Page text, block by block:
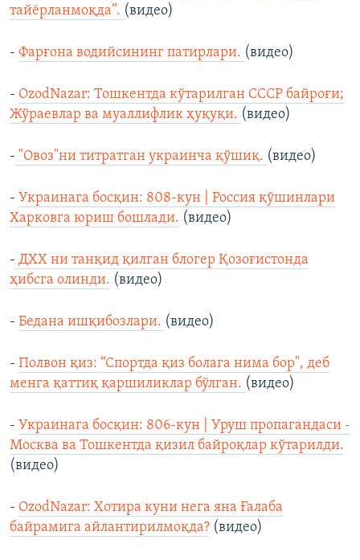
тайёрланмоқда”. (видео)
- Фарғона водийсининг патирлари. (видео)
- OzodNazar: Тошкентда кўтарилган СССР байроғи;
Жўраевлар ва муаллифлик ҳуқуқи. (видео)
- "Овоз"ни титратган украинча қўшиқ. (видео)
- Украинага босқин: 808-кун | Россия қўшинлари
Харковга юриш бошлади. (видео)
- ДХХ ни танқид қилган блогер Қозоғистонда
ҳибсга олинди. (видео)
- Бедана ишқибозлари. (видео)
- Полвон қиз: “Спортда қиз болага нима бор", деб
менга қаттиқ қаршиликлар бўлган. (видео)
- Украинага босқин: 806-кун | Уруш пропагандаси -
Москва ва Тошкентда қизил байроқлар кўтарилди.
(видео)
- OzodNazar: Хотира куни нега яна Ғалаба
байрамига айлантирилмоқда? (видео)